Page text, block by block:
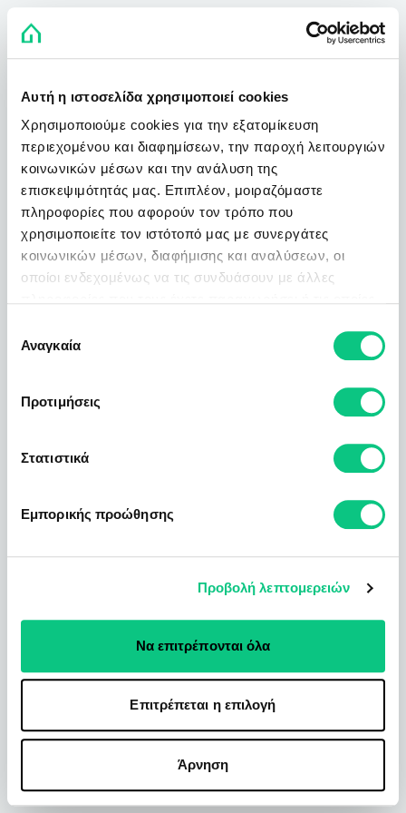
Αυτή η ιστοσελίδα χρησιμοποιεί cookies
Χρησιμοποιούμε cookies για την εξατομίκευση
περιεχομένου και διαφημίσεων, την παροχή λειτουργιών
κοινωνικών μέσων και την ανάλυση της
επισκεψιμότητάς μας. Επιπλέον, μοιραζόμαστε
πληροφορίες που αφορούν τον τρόπο που
χρησιμοποιείτε τον ιστότοπό μας με συνεργάτες
κοινωνικών μέσων, διαφήμισης και αναλύσεων, οι
οποίοι ενδεχομένως να τις συνδυάσουν με άλλες
των υπηρεσιών τους.
συγκατάθεσης
Αναγκαία
Προτιμήσεις
Στατιστικά
Εμπορικής προώθησης
Προβολή λεπτομερειών
Να επιτρέπονται όλα
Επιτρέπεται η επιλογή
Άρνηση